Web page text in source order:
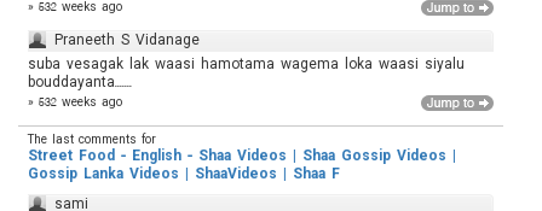
» 532 weeks ago
Praneeth S Vidanage
suba vesagak lak waasi hamotama wagema loka waasi siyalu
bouddayanta.......
» 532 weeks ago
The last comments for
Street Food - English - Shaa Videos | Shaa Gossip Videos |
Gossip Lanka Videos | ShaaVideos | Shaa F
sami